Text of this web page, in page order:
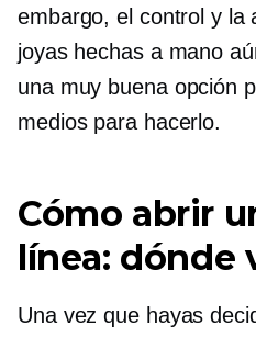
embargo, el control y la
joyas hechas a mano
una muy buena opción
medios para hacerlo.
Cómo abrir
línea: dónde
Una vez que hayas